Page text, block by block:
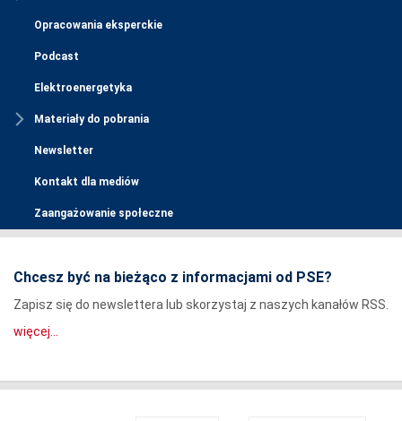
Opracowania eksperckie
Podcast
Elektroenergetyka
Materiały do pobrania
Newsletter
Kontakt dla mediów
Zaangażowanie społeczne
Chcesz być na bieżąco z informacjami od PSE?
Zapisz się do newslettera lub skorzystaj z naszych kanałów RSS.
więcej...